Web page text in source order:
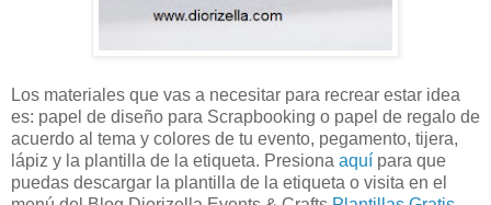
Los materiales que vas a necesitar para recrear estar idea
es: papel de diseño para Scrapbooking o papel de regalo de
acuerdo al tema y colores de tu evento, pegamento, tijera,
lápiz y la plantilla de la etiqueta. Presiona aquí para que
puedas descargar la plantilla de la etiqueta o visita en el